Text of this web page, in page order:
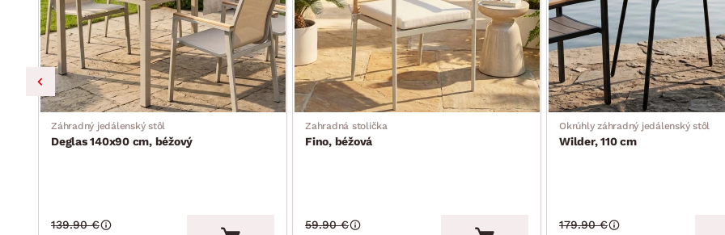
Záhradný jedálenský stôl
Deglas 140x90 cm, béžový
139.90 €
Zahradná stolička
Fino, béžová
59.90 €
Okrúhly záhradný jedálenský stôl
Wilder, 110 cm
179.90 €